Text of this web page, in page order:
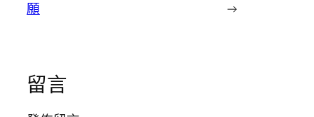
願
→
留言